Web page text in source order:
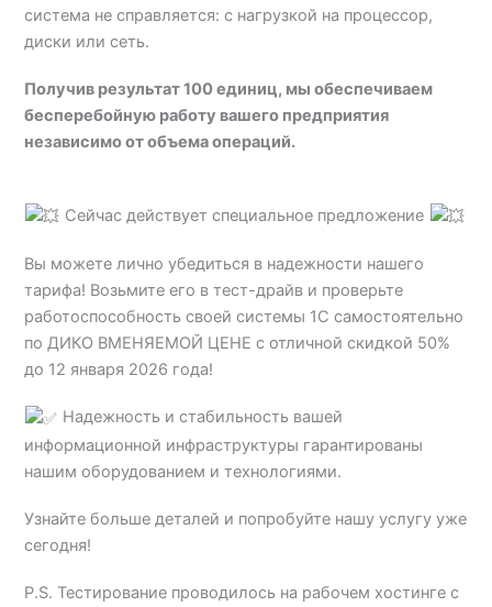
система не справляется: с нагрузкой на процессор,
диски или сеть.
Получив результат 100 единиц, мы обеспечиваем
бесперебойную работу вашего предприятия
независимо от объема операций.
Сейчас действует специальное предложение
Вы можете лично убедиться в надежности нашего
тарифа! Возьмите его в тест-драйв и проверьте
работоспособность своей системы 1С самостоятельно
по ДИКО ВМЕНЯЕМОЙ ЦЕНЕ с отличной скидкой 50%
до 12 января 2026 года!
Надежность и стабильность вашей
информационной инфраструктуры гарантированы
нашим оборудованием и технологиями.
Узнайте больше деталей и попробуйте нашу услугу уже
сегодня!
P.S. Тестирование проводилось на рабочем хостинге с